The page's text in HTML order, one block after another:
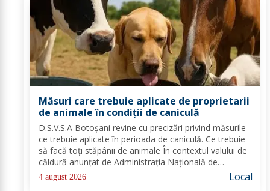
Măsuri care trebuie aplicate de proprietarii
de animale în condiții de caniculă
D.S.V.S.A Botoșani revine cu precizări privind măsurile
ce trebuie aplicate în perioada de caniculă. Ce trebuie
să facă toți stăpânii de animale În contextul valului de
căldură anunțat de Administrația Națională de
Meteorologie, Direcția Sanitară Veterinară și pentru
Siguranța Alimentelor Botoșani...
4 august 2026 Local